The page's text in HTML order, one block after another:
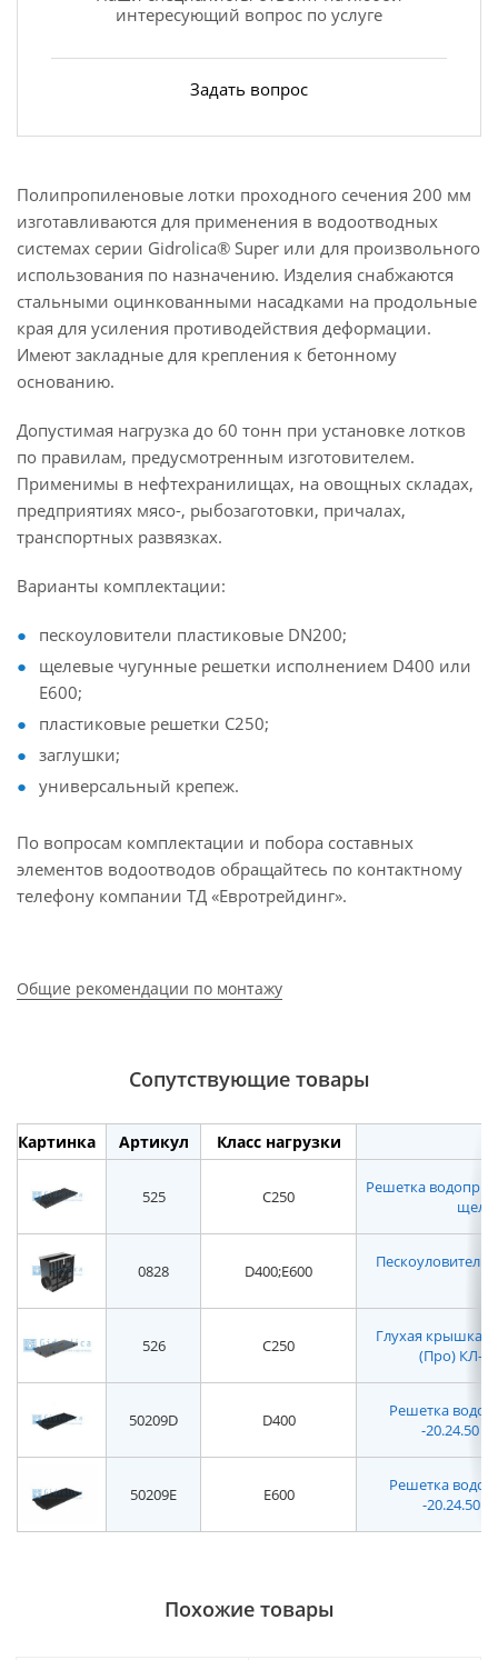
интересующий вопрос по услуге
Задать вопрос
Полипропиленовые лотки проходного сечения 200 мм
изготавливаются для применения в водоотводных
системах серии Gidrolica® Super или для произвольного
использования по назначению. Изделия снабжаются
стальными оцинкованными насадками на продольные
края для усиления противодействия деформации.
Имеют закладные для крепления к бетонному
основанию.
Допустимая нагрузка до 60 тонн при установке лотков
по правилам, предусмотренным изготовителем.
Применимы в нефтехранилищах, на овощных складах,
предприятиях мясо-, рыбозаготовки, причалах,
транспортных развязках.
Варианты комплектации:
пескоуловители пластиковые DN200;
щелевые чугунные решетки исполнением D400 или
Е600;
пластиковые решетки С250;
заглушки;
универсальный крепеж.
По вопросам комплектации и побора составных
элементов водоотводов обращайтесь по контактному
телефону компании ТД «Евротрейдинг».
Общие рекомендации по монтажу
Сопутствующие товары
Картинка Артикул Класс нагрузки
525 C250
Решетка
0828 D400;E600
Пескоуловитель
526 C250
Глухая крышка
(Про) КЛ-
50209D D400
Решетка
-20.24.50 -
50209E E600
Решетка
-20.24.50 -
Похожие товары